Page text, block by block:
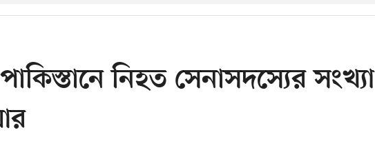
নিহত সেনাসদস্যের সংখ্যা